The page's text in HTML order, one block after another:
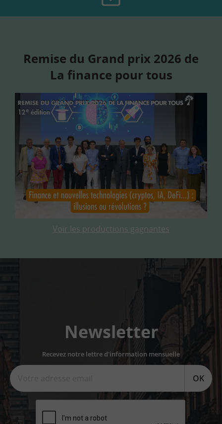
Remise du Grand prix 2026 de
La finance pour tous
Voir les productions gagnantes
Newsletter
Recevez notre lettre d'information mensuelle
OK